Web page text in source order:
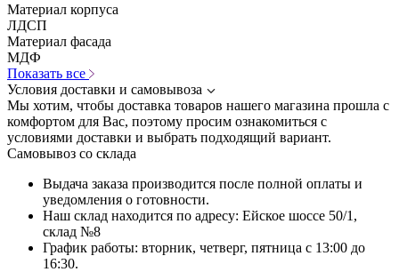
Материал корпуса
ЛДСП
Материал фасада
МДФ
Показать все
Условия доставки и самовывоза
Мы хотим, чтобы доставка товаров нашего магазина прошла с
комфортом для Вас, поэтому просим ознакомиться с
условиями доставки и выбрать подходящий вариант.
Самовывоз со склада
Выдача заказа производится после полной оплаты и
уведомления о готовности.
Наш склад находится по адресу: Ейское шоссе 50/1,
склад №8
График работы: вторник, четверг, пятница с 13:00 до
16:30.